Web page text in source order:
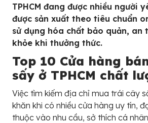
TPHCM đang được nhiều người
được sản xuất theo tiêu chuẩn
sử dụng hóa chất bảo quản, an
khỏe khi thưởng thức.
Top 10 Cửa hàng
sấy ở TPHCM chất
Việc tìm kiếm địa chỉ mua trái cây
khăn khi có nhiều cửa hàng uy tín,
thuộc vào nhu cầu, sở thích cá